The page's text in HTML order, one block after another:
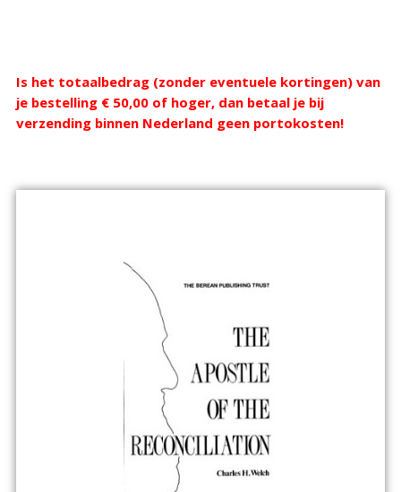
Webshop
Is het totaalbedrag (zonder eventuele kortingen) van
je bestelling € 50,00 of hoger, dan betaal je bij
verzending binnen Nederland geen portokosten!